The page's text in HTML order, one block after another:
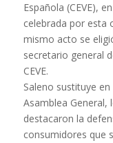
Española (CEVE),
celebrada por esta
mismo acto se
secretario general
CEVE.
Saleno sustituye en
Asamblea General,
destacaron la
consumidores que